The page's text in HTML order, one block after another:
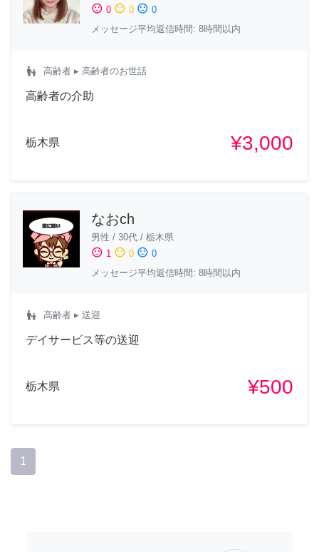
sentiment_satisfied 0 sentiment_neutral 0 sentiment_dissatisfied 0
メッセージ平均返信時間: 8時間以内
escalator_warning 高齢者 ▸ 高齢者のお世話
高齢者の介助
栃木県 ¥3,000
なおch
男性 / 30代 / 栃木県
sentiment_satisfied 1 sentiment_neutral 0 sentiment_dissatisfied 0
メッセージ平均返信時間: 8時間以内
escalator_warning 高齢者 ▸ 送迎
デイサービス等の送迎
栃木県 ¥500
1